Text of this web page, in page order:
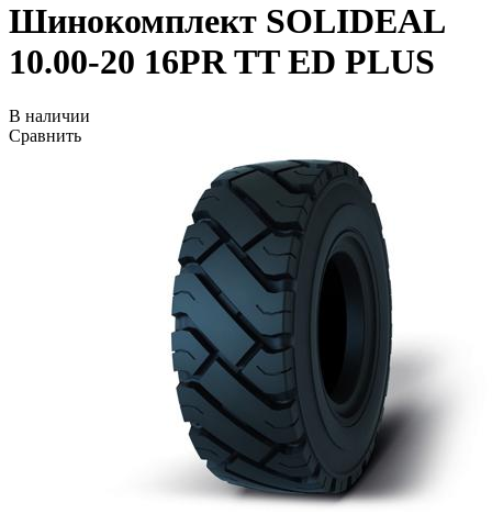
Шинокомплект SOLIDEAL
10.00-20 16PR TT ED PLUS
В наличии
Сравнить